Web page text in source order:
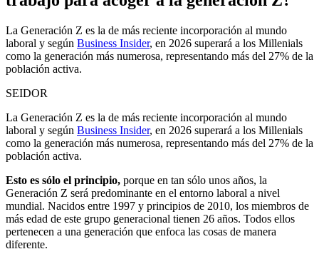
La Generación Z es la de más reciente incorporación al mundo
laboral y según Business Insider, en 2026 superará a los Millenials
como la generación más numerosa, representando más del 27% de la
población activa.
SEIDOR
La Generación Z es la de más reciente incorporación al mundo
laboral y según Business Insider, en 2026 superará a los Millenials
como la generación más numerosa, representando más del 27% de la
población activa.
Esto es sólo el principio, porque en tan sólo unos años, la
Generación Z será predominante en el entorno laboral a nivel
mundial. Nacidos entre 1997 y principios de 2010, los miembros de
más edad de este grupo generacional tienen 26 años. Todos ellos
pertenecen a una generación que enfoca las cosas de manera
diferente.